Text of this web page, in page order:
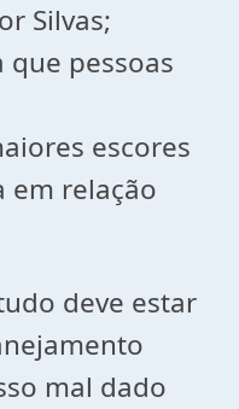
Silvas;
que pessoas
escores
em relação
deve estar
mal dado